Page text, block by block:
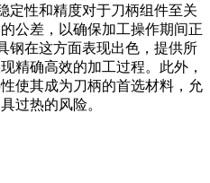
定性和精度对于刀柄组件至关
公差，以确保加工操作期间正
钢在这方面表现出色，提供所
精确高效的加工过程。此外，
使其成为刀柄的首选材料，允
过热的风险。